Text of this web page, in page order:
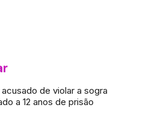
de violar a sogra
a 12 anos de prisão